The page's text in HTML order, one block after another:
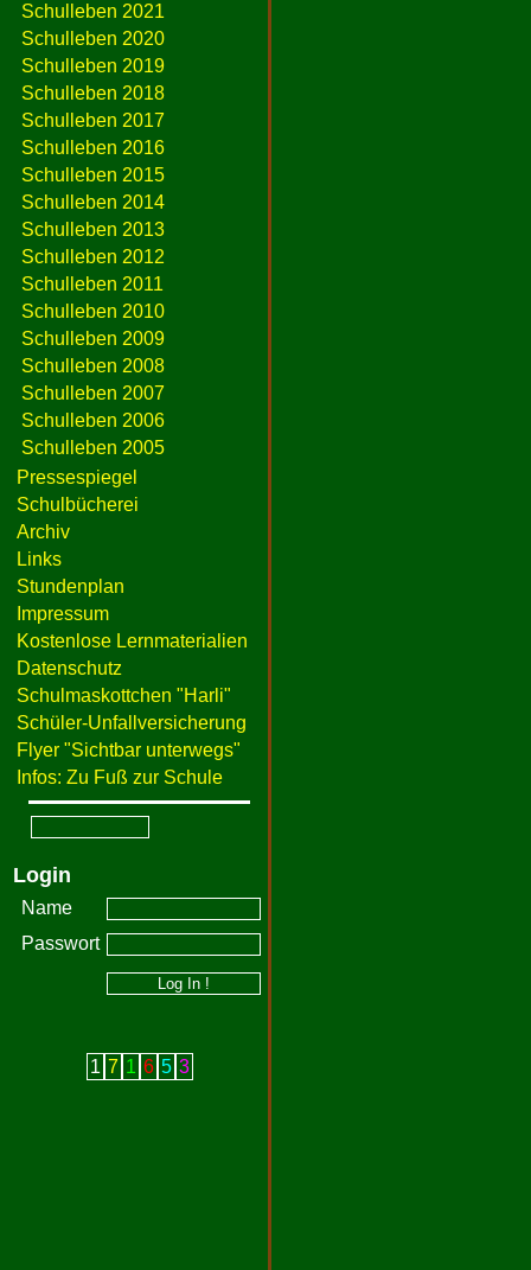
Schulleben 2021
Schulleben 2020
Schulleben 2019
Schulleben 2018
Schulleben 2017
Schulleben 2016
Schulleben 2015
Schulleben 2014
Schulleben 2013
Schulleben 2012
Schulleben 2011
Schulleben 2010
Schulleben 2009
Schulleben 2008
Schulleben 2007
Schulleben 2006
Schulleben 2005
Pressespiegel
Schulbücherei
Archiv
Links
Stundenplan
Impressum
Kostenlose Lernmaterialien
Datenschutz
Schulmaskottchen "Harli"
Schüler-Unfallversicherung
Flyer "Sichtbar unterwegs"
Infos: Zu Fuß zur Schule
Login
Name
Passwort
1 7 1 6 5 3